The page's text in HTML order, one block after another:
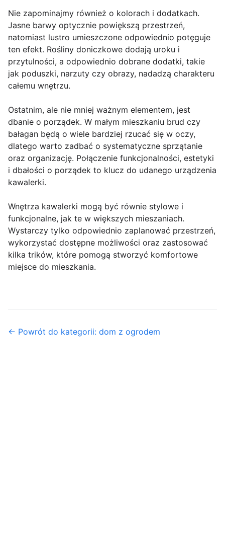
Nie zapominajmy również o kolorach i dodatkach.
Jasne barwy optycznie powiększą przestrzeń,
natomiast lustro umieszczone odpowiednio potęguje
ten efekt. Rośliny doniczkowe dodają uroku i
przytulności, a odpowiednio dobrane dodatki, takie
jak poduszki, narzuty czy obrazy, nadadzą charakteru
całemu wnętrzu.
Ostatnim, ale nie mniej ważnym elementem, jest
dbanie o porządek. W małym mieszkaniu brud czy
bałagan będą o wiele bardziej rzucać się w oczy,
dlatego warto zadbać o systematyczne sprzątanie
oraz organizację. Połączenie funkcjonalności, estetyki
i dbałości o porządek to klucz do udanego urządzenia
kawalerki.
Wnętrza kawalerki mogą być równie stylowe i
funkcjonalne, jak te w większych mieszaniach.
Wystarczy tylko odpowiednio zaplanować przestrzeń,
wykorzystać dostępne możliwości oraz zastosować
kilka trików, które pomogą stworzyć komfortowe
miejsce do mieszkania.
← Powrót do kategorii: dom z ogrodem